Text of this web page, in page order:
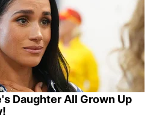
Daughter All Grown Up